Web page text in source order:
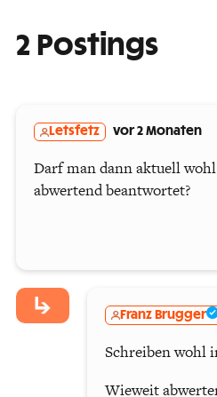
2 Postings
Letsfetz vor 2 Monaten
Darf man dann aktuell
abwertend beantwortet?
Franz Brugger
Schreiben wohl
Wieweit